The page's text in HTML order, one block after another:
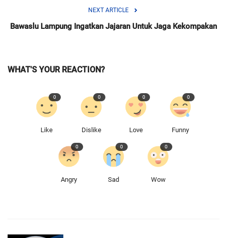
NEXT ARTICLE
Bawaslu Lampung Ingatkan Jajaran Untuk Jaga Kekompakan
WHAT'S YOUR REACTION?
Like
0
Dislike
0
Love
0
Funny
0
Angry
0
Sad
0
Wow
0